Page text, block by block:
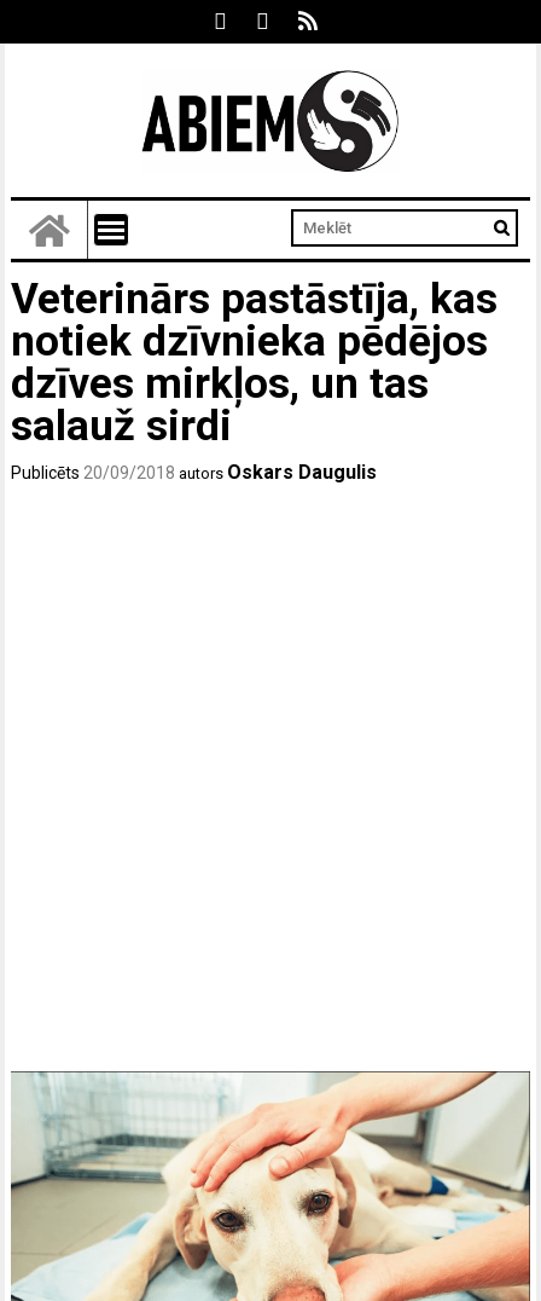
Veterinārs pastāstīja, kas
notiek dzīvnieka pēdējos
dzīves mirkļos, un tas
salauž sirdi
Publicēts 20/09/2018 autors Oskars Daugulis